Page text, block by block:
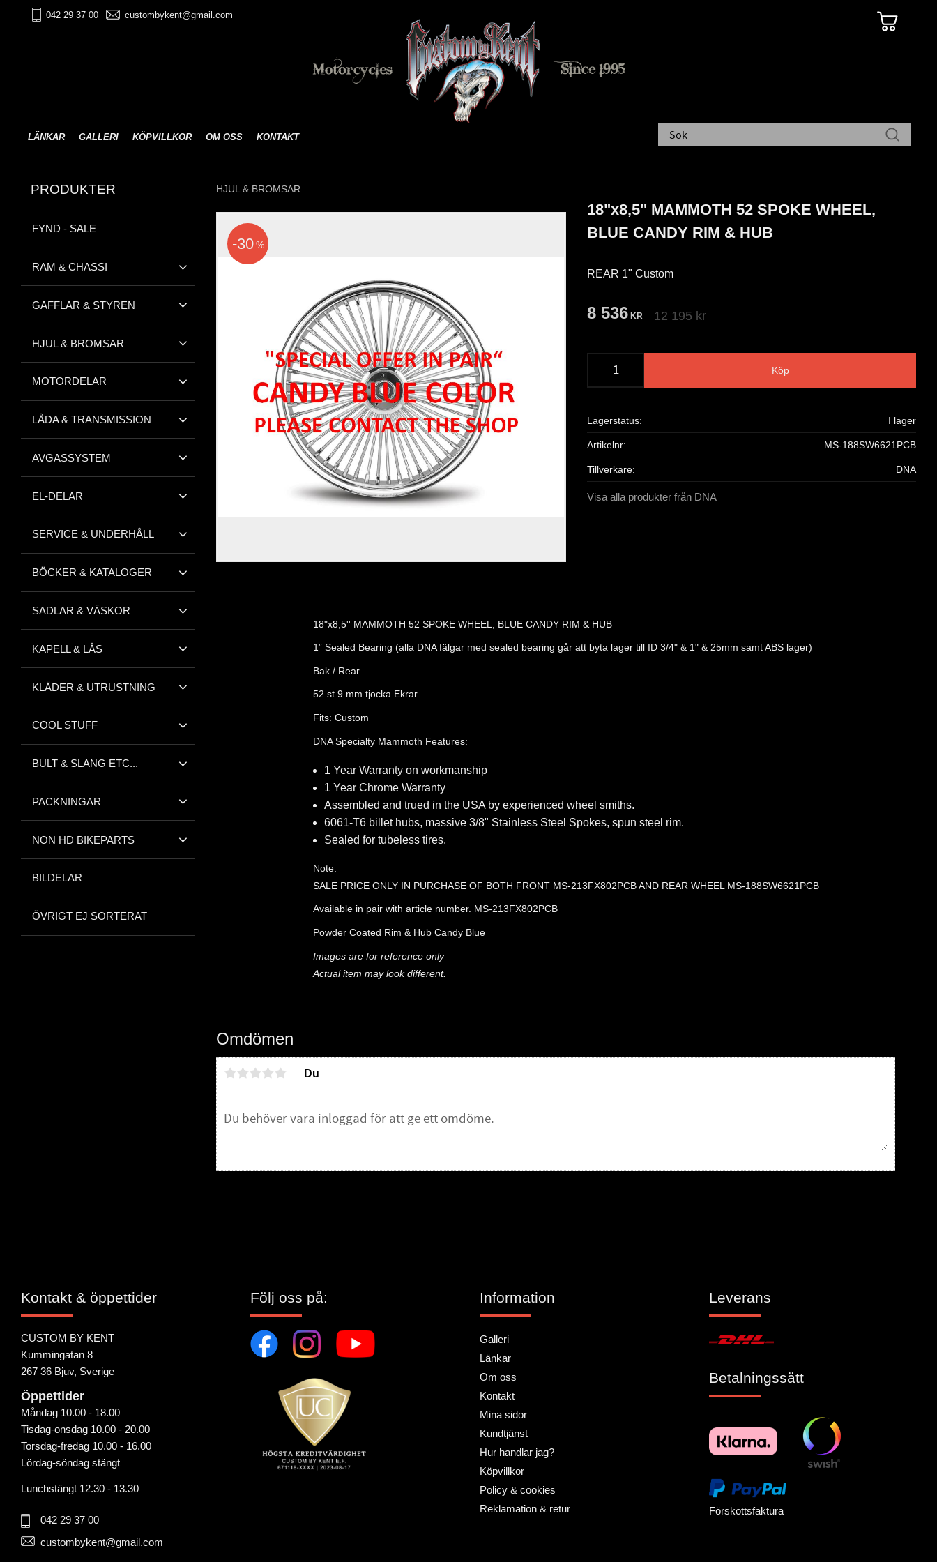
042 29 37 00 custombykent@gmail.com
LÄNKAR GALLERI KÖPVILLKOR OM OSS KONTAKT
HJUL & BROMSAR
18"x8,5'' MAMMOTH 52 SPOKE WHEEL,
BLUE CANDY RIM & HUB
REAR 1" Custom
30 %
Nedsatt pris:
8 536 KR Ordinarie pris:
12 195kr
Köp
Lagerstatus I lager
Artikelnr MS-188SW6621PCB
Tillverkare DNA
Visa alla produkter från DNA
18"x8,5'' MAMMOTH 52 SPOKE WHEEL, BLUE CANDY RIM & HUB
1” Sealed Bearing (alla DNA fälgar med sealed bearing går att byta lager till ID 3/4" & 1" & 25mm samt ABS lager)
Bak / Rear
52 st 9 mm tjocka Ekrar
Fits: Custom
DNA Specialty Mammoth Features:
1 Year Warranty on workmanship
1 Year Chrome Warranty
Assembled and trued in the USA by experienced wheel smiths.
6061-T6 billet hubs, massive 3/8" Stainless Steel Spokes, spun steel rim.
Sealed for tubeless tires.
Note:
SALE PRICE ONLY IN PURCHASE OF BOTH FRONT MS-213FX802PCB AND REAR WHEEL MS-188SW6621PCB
Available in pair with article number. MS-213FX802PCB
Powder Coated Rim & Hub Candy Blue
Images are for reference only
Actual item may look different.
Omdömen
Du
PRODUKTER
FYND - SALE
RAM & CHASSI
GAFFLAR & STYREN
HJUL & BROMSAR
MOTORDELAR
LÅDA & TRANSMISSION
AVGASSYSTEM
EL-DELAR
SERVICE & UNDERHÅLL
BÖCKER & KATALOGER
SADLAR & VÄSKOR
KAPELL & LÅS
KLÄDER & UTRUSTNING
COOL STUFF
BULT & SLANG ETC...
PACKNINGAR
NON HD BIKEPARTS
BILDELAR
ÖVRIGT EJ SORTERAT
Kontakt & öppettider
CUSTOM BY KENT
Kummingatan 8
267 36 Bjuv, Sverige
Öppettider
Måndag 10.00 - 18.00
Tisdag-onsdag 10.00 - 20.00
Torsdag-fredag 10.00 - 16.00
Lördag-söndag stängt
Lunchstängt 12.30 - 13.30
042 29 37 00
custombykent@gmail.com
Följ oss på: Information
Galleri
Länkar
Om oss
Kontakt
Mina sidor
Kundtjänst
Hur handlar jag?
Köpvillkor
Policy & cookies
Reklamation & retur
Leverans
Betalningssätt
Förskottsfaktura